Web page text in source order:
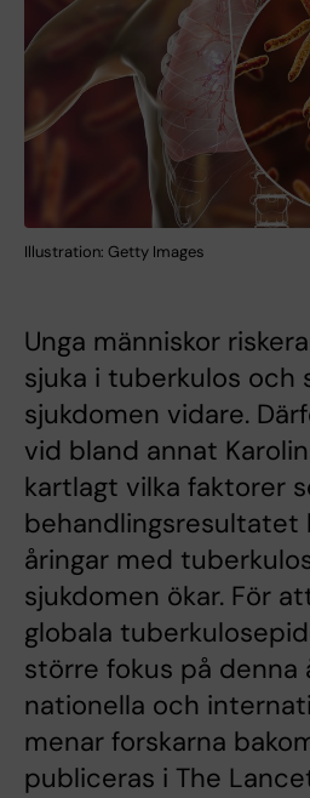
Illustration: Getty Images
Unga människor
sjuka i tuberkulos och
sjukdomen vidare.
vid bland annat
kartlagt vilka faktorer
behandlingsresultatet
åringar med
sjukdomen ökar. För
globala
större fokus på denna
nationella och
menar forskarna
publiceras i The